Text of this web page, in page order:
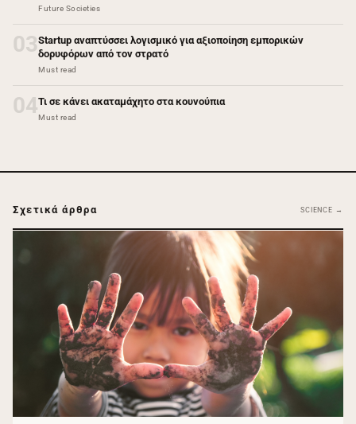
Future Societies
03Startup αναπτύσσει λογισμικό για αξιοποίηση εμπορικών
δορυφόρων από τον στρατό
Must read
04Τι σε κάνει ακαταμάχητο στα κουνούπια
Must read
Σχετικά άρθρα SCIENCE →